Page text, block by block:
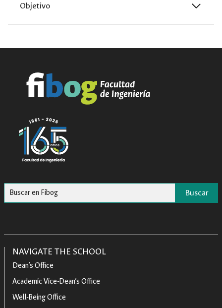
Objetivo
Buscar
NAVIGATE THE SCHOOL
Dean’s Office
Academic Vice-Dean’s Office
Well-Being Office